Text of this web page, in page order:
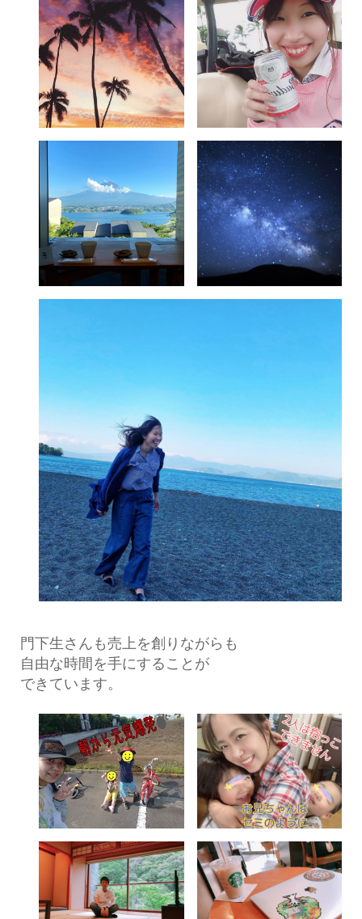
門下生さんも売上を創りながらも
自由な時間を手にすることが
できています。